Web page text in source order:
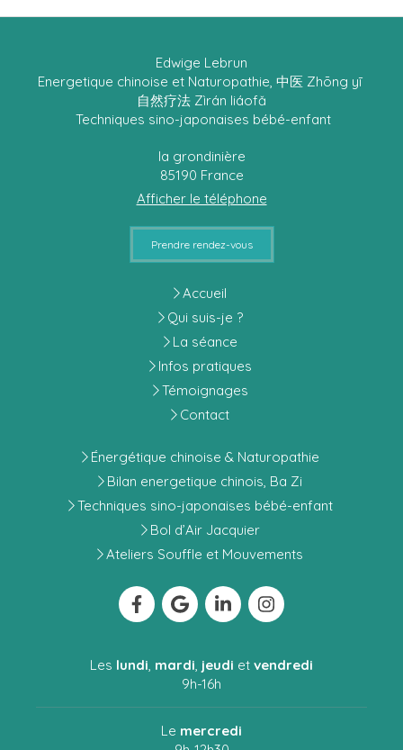
Edwige Lebrun
Energetique chinoise et Naturopathie, 中医 Zhōng yī
自然疗法 Zìrán liáofǎ
Techniques sino-japonaises bébé-enfant
la grondinière
85190 France
Afficher le téléphone
Prendre rendez-vous
Accueil
Qui suis-je ?
La séance
Infos pratiques
Témoignages
Contact
Énergétique chinoise & Naturopathie
Bilan energetique chinois, Ba Zi
Techniques sino-japonaises bébé-enfant
Bol d’Air Jacquier
Ateliers Souffle et Mouvements
Les lundi, mardi, jeudi et vendredi
9h-16h
Le mercredi